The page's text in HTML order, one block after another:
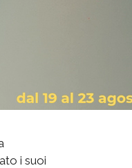
i suoi